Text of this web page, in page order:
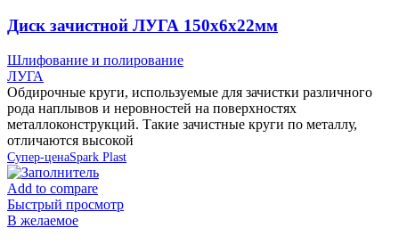
Диск зачистной ЛУГА 150х6х22мм
Шлифование и полирование
ЛУГА
Обдирочные круги, используемые для зачистки различного
рода наплывов и неровностей на поверхностях
металлоконструкций. Такие зачистные круги по металлу,
отличаются высокой
Супер-ценаSpark Plast
Add to compare
Быстрый просмотр
В желаемое